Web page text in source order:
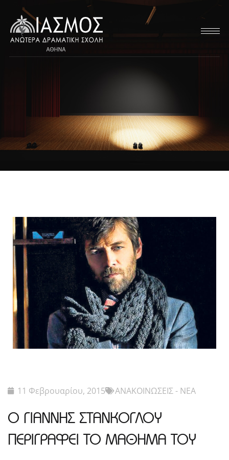
11 Φεβρουαρίου, 2015 ΑΝΑΚΟΙΝΩΣΕΙΣ - ΝΕΑ
O ΓΙΑΝΝΗΣ ΣΤΑΝΚΟΓΛΟΥ
ΠΕΡΙΓΡΑΦΕΙ ΤΟ ΜΑΘΗΜΑ ΤΟΥ